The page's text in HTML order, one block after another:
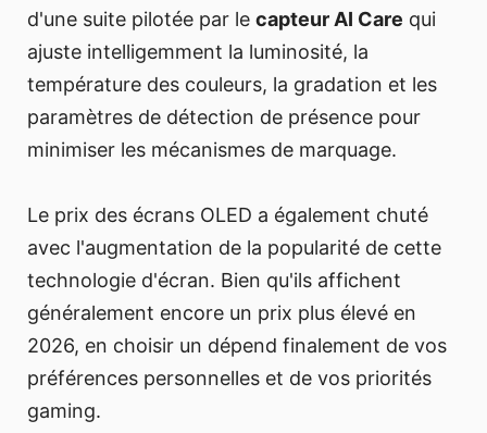
d'une suite pilotée par le capteur AI Care qui
ajuste intelligemment la luminosité, la
température des couleurs, la gradation et les
paramètres de détection de présence pour
minimiser les mécanismes de marquage.
Le prix des écrans OLED a également chuté
avec l'augmentation de la popularité de cette
technologie d'écran. Bien qu'ils affichent
généralement encore un prix plus élevé en
2026, en choisir un dépend finalement de vos
préférences personnelles et de vos priorités
gaming.